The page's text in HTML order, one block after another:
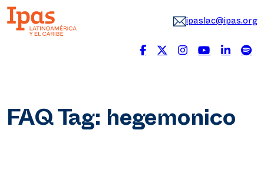
ipaslac@ipas.org
FAQ Tag: hegemonico